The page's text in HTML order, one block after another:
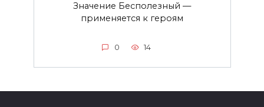
Значение Бесполезный —
применяется к героям
0 14